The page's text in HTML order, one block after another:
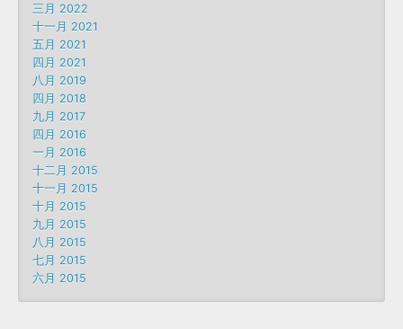
三月 2022
十一月 2021
五月 2021
四月 2021
八月 2019
四月 2018
九月 2017
四月 2016
一月 2016
十二月 2015
十一月 2015
十月 2015
九月 2015
八月 2015
七月 2015
六月 2015